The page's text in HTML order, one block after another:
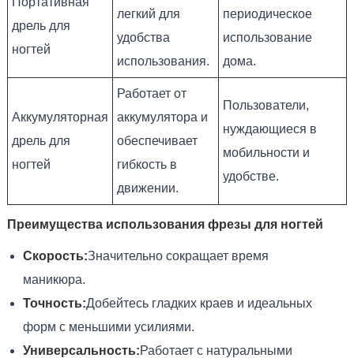
дрель для
ногтей
легкий для
удобства
использования.
периодическое
использование
дома.
Аккумуляторная
дрель для
ногтей
Работает от
аккумулятора и
обеспечивает
гибкость в
движении.
Пользователи,
нуждающиеся в
мобильности и
удобстве.
Преимущества использования фрезы для ногтей
Скорость:Значительно сокращает время
маникюра.
Точность:Добейтесь гладких краев и идеальных
форм с меньшими усилиями.
Универсальность:Работает с натуральными